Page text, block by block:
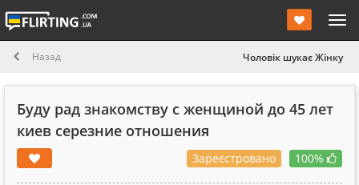
Назад Чоловік шукає Жінку
Буду рад знакомству с женщиной до 45 лет
киев серезние отношения
100%
Зареєстровано